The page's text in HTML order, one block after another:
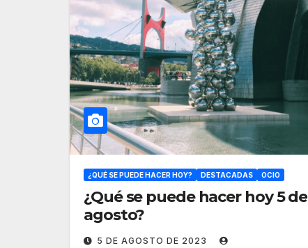
¿QUÉ SE PUEDE HACER HOY? DESTACADAS OCIO
¿Qué se puede hacer hoy 5 de
agosto?
5 DE AGOSTO DE 2023